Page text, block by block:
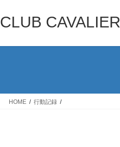
CLUB CAVALIER
HOME 行動記録